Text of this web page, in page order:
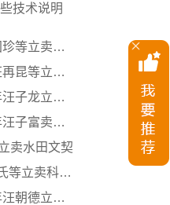
技术说明
水田文契
卖田文约
卖水田文契
水田文契
卖水田文契
卖科田文契
卖科田文契